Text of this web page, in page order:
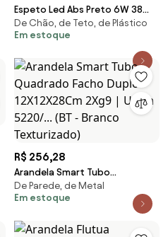
Espeto Led Abs Preto 6W 38
Ip65 Optical - LED BRANCO
QUENTE (3000K)
De Chão, de Teto, de Plástico
Em estoque
R$ 256,28
Arandela Smart Tubo
Quadrado Facho Duplo
12X12X28Cm 2Xg9 | Usina
Texturizado)
De Parede, de Metal
Em estoque